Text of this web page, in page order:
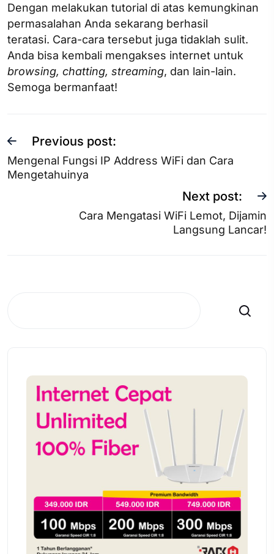
Dengan melakukan tutorial di atas kemungkinan
permasalahan Anda sekarang berhasil
teratasi. Cara-cara tersebut juga tidaklah sulit.
Anda bisa kembali mengakses internet untuk
browsing, chatting, streaming, dan lain-lain.
Semoga bermanfaat!
Previous post:
Mengenal Fungsi IP Address WiFi dan Cara
Mengetahuinya
Next post:
Cara Mengatasi WiFi Lemot, Dijamin
Langsung Lancar!
Search